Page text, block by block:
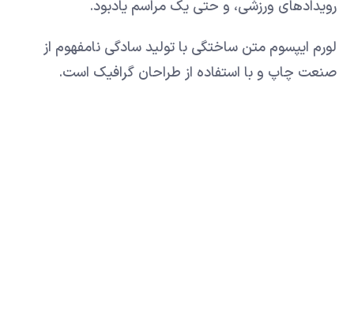
رویدادهای ورزشی، و حتی یک مراسم یادبود.
لورم ایپسوم متن ساختگی با تولید سادگی نامفهوم از
صنعت چاپ و با استفاده از طراحان گرافیک است.